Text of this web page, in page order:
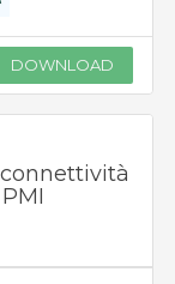
DOWNLOAD